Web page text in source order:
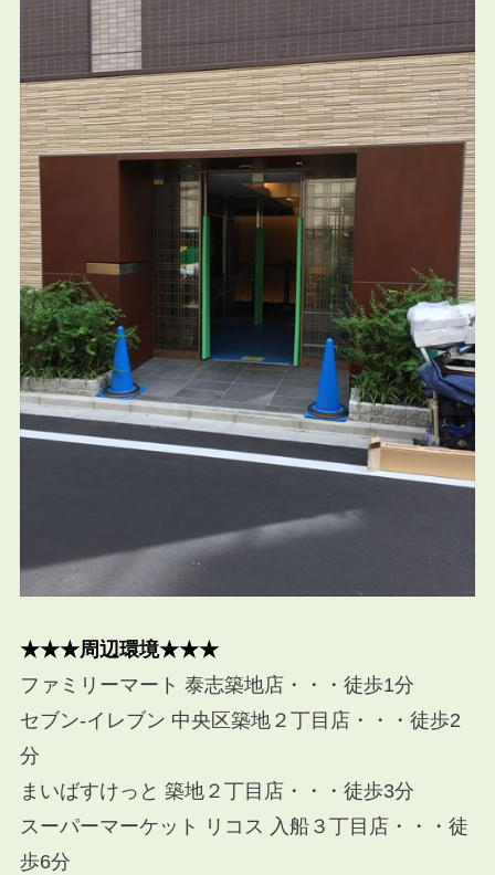
★★★周辺環境★★★
ファミリーマート 泰志築地店・・・徒歩1分
セブン-イレブン 中央区築地２丁目店・・・徒歩2
分
まいばすけっと 築地２丁目店・・・徒歩3分
スーパーマーケット リコス 入船３丁目店・・・徒
歩6分